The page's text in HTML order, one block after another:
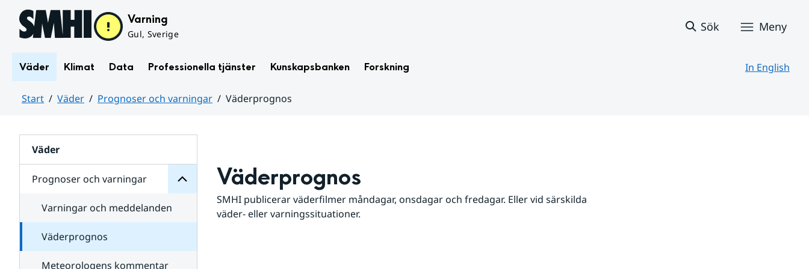
Hoppa till sidans innehåll Varning
Gul, Sverige
Sök Meny
Väder Klimat Data Professionella tjänster Kunskapsbanken Forskning In English
Start Väder Prognoser och varningar
Väderprognos
Väder
Prognoser och varningar
för
varningar
Varningar och meddelanden
Väderprognos
Meteorologens kommentar
Väderprognos
SMHI publicerar väderfilmer måndagar, onsdagar och fredagar. Eller vid särskilda
väder- eller varningssituationer.